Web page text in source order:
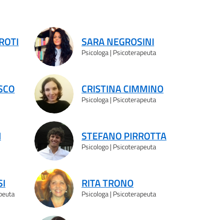
SARA NEGROSINI
Psicologa | Psicoterapeuta
CRISTINA CIMMINO
Psicologa | Psicoterapeuta
STEFANO PIRROTTA
Psicologo | Psicoterapeuta
RITA TRONO
Psicologa | Psicoterapeuta